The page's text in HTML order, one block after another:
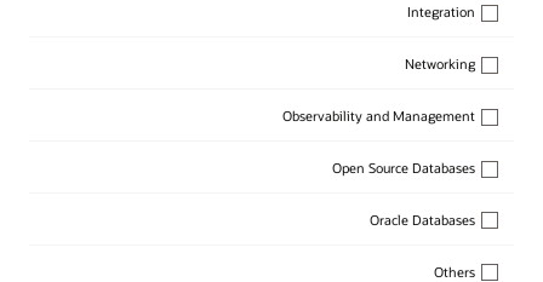
Integration
Networking
Observability and Management
Open Source Databases
Oracle Databases
Others